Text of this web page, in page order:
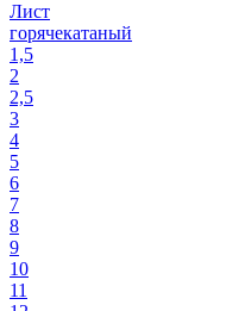
Лист
горячекатаный
1,5
2
2,5
3
4
5
6
7
8
9
10
11